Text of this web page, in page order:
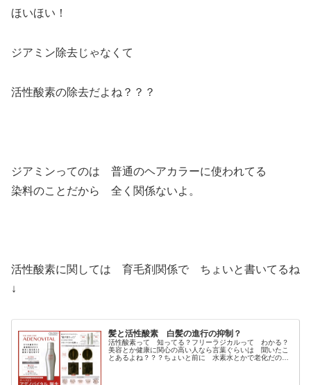
ほいほい！
ジアミン除去じゃなくて
活性酸素の除去だよね？？？
ジアミンってのは 普通のヘアカラーに使われてる
染料のことだから 全く関係ないよ。
活性酸素に関しては 育毛剤関係で ちょいと書いてるね
↓
髪と活性酸素 白髪の進行の抑制？
活性酸素って 知ってる？フリーラジカルって わかる？
美容とか健康に関心の高い人なら言葉ぐらいは 聞いたこ
とあるよね？？？ちょいと前に 水素水とかで老化だの